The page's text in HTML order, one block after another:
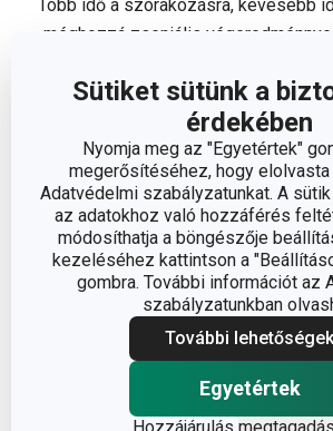
Sütiket sütünk a
érdekében
Nyomja meg az "Egyetértek"
megerősítéséhez, hogy
Adatvédelmi szabályzatunkat. A
az adatokhoz való hozzáférés
módosíthatja a böngészője
kezeléséhez kattintson a
gombra. További információt az
szabályzatunkban
További lehetőségek
Egyetértek
Több idő a szórakozásra, kevesebb
méghozzá zseniális
Málnás mámor
Fedezd fel az édes, málnás
desszertektől kezdve egészen az